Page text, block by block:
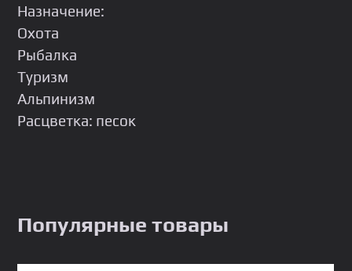
Назначение:
Охота
Рыбалка
Туризм
Альпинизм
Расцветка: песок
Популярные товары